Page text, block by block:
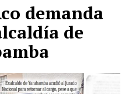
demanda
de